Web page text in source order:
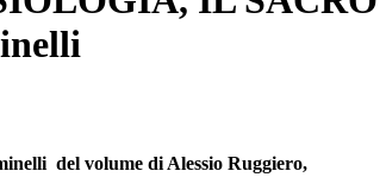
del volume di Alessio Ruggiero,